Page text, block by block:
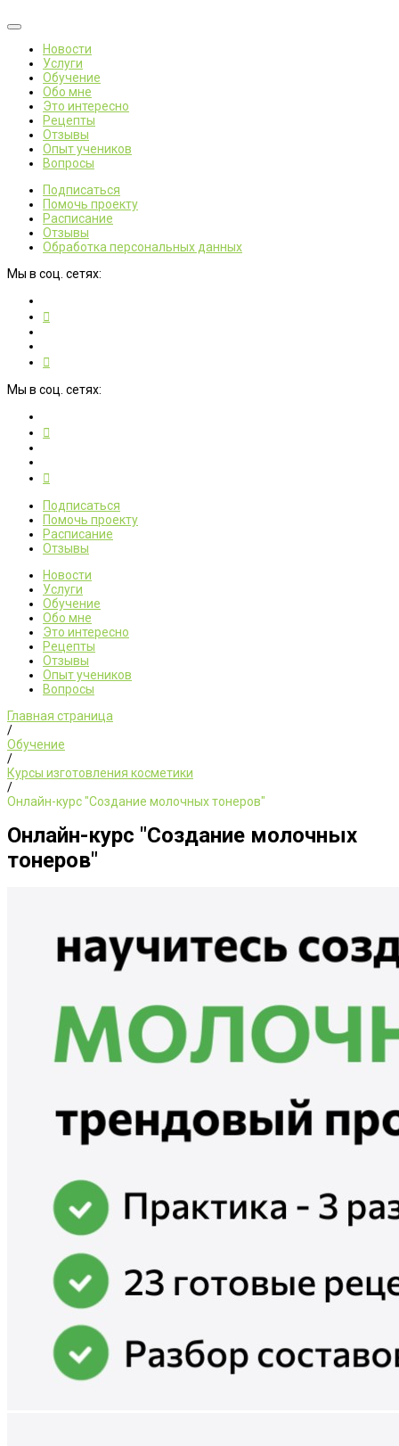
Новости
Услуги
Обучение
Обо мне
Это интересно
Рецепты
Отзывы
Опыт учеников
Вопросы
Подписаться
Помочь проекту
Расписание
Отзывы
Обработка персональных данных
Мы в соц. сетях:
Мы в соц. сетях:
Подписаться
Помочь проекту
Расписание
Отзывы
Новости
Услуги
Обучение
Обо мне
Это интересно
Рецепты
Отзывы
Опыт учеников
Вопросы
Главная страница
/
Обучение
/
Курсы изготовления косметики
/
Онлайн-курс "Создание молочных тонеров"
Онлайн-курс "Создание молочных
тонеров"